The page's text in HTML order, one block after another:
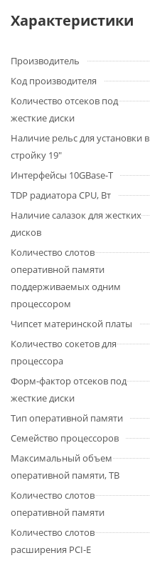
Характеристики
Производитель
Код производителя
Количество отсеков под
жесткие диски
Наличие рельс для установки в
стройку 19"
Интерфейсы 10GBase-T
TDP радиатора CPU, Вт
Наличие салазок для жестких
дисков
Количество слотов
оперативной памяти
поддерживаемых одним
процессором
Чипсет материнской платы
Количество сокетов для
процессора
Форм-фактор отсеков под
жесткие диски
Тип оперативной памяти
Семейство процессоров
Максимальный объем
оперативной памяти, TB
Количество слотов
оперативной памяти
Количество слотов
расширения PCI-E